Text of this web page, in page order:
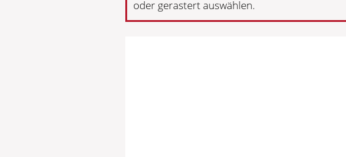
oder gerastert auswählen.